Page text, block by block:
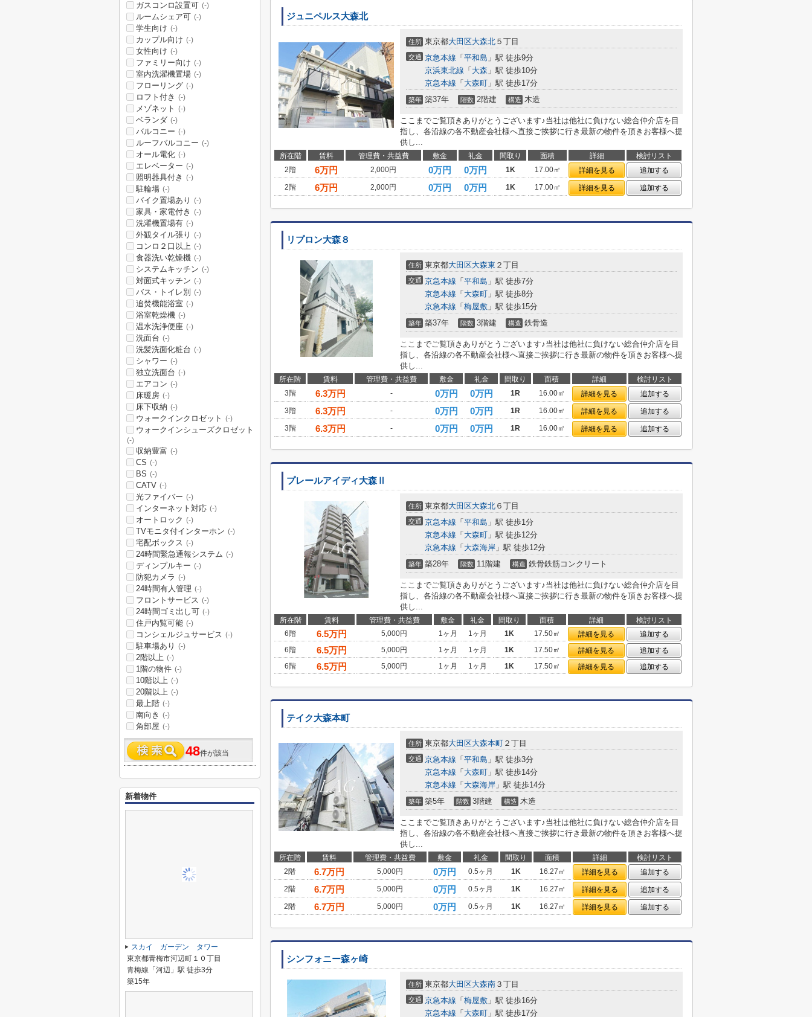
ジュニペルス大森北
住所 東京都大田区大森北 ５丁目
交通 京急本線 「 平和島 」駅 徒歩9分
京浜東北線 「 大森 」駅 徒歩10分
京急本線 「 大森町 」駅 徒歩17分
築年 築37年 階数 2階建 構造 木造
ここまでご覧頂きありがとうございます♪当社は他社に負けない総合仲介店を目
指し、各沿線の各不動産会社様へ直接ご挨拶に行き最新の物件を頂きお客様へ提
供し...
所在階 賃料 管理費・共益費 敷金 礼金 間取り 面積 詳細
検討リスト
2階
6万円 2,000円 0万円 0万円 1K 17.00㎡ 詳細を見る
追加する
2階
6万円 2,000円 0万円 0万円 1K 17.00㎡ 詳細を見る 追加する
リプロン大森８
住所 東京都大田区大森東 ２丁目
交通 京急本線 「 平和島 」駅 徒歩7分
京急本線 「 大森町 」駅 徒歩8分
京急本線 「 梅屋敷 」駅 徒歩15分
築年 築37年 階数 3階建 構造 鉄骨造
ここまでご覧頂きありがとうございます♪当社は他社に負けない総合仲介店を目
指し、各沿線の各不動産会社様へ直接ご挨拶に行き最新の物件を頂きお客様へ提
供し...
所在階 賃料 管理費・共益費 敷金 礼金 間取り 面積 詳細
検討リスト
3階
6.3万円 - 0万円 0万円 1R 16.00㎡ 詳細を見る
追加する
3階
6.3万円 - 0万円 0万円 1R 16.00㎡ 詳細を見る
追加する
3階
6.3万円 - 0万円 0万円 1R 16.00㎡ 詳細を見る 追加する
プレールアイディ大森Ⅱ
住所 東京都大田区大森北 ６丁目
交通 京急本線 「 平和島 」駅 徒歩1分
京急本線 「 大森町 」駅 徒歩12分
京急本線 「 大森海岸 」駅 徒歩12分
築年 築28年 階数 11階建 構造 鉄骨鉄筋コンクリート
ここまでご覧頂きありがとうございます♪当社は他社に負けない総合仲介店を目
指し、各沿線の各不動産会社様へ直接ご挨拶に行き最新の物件を頂きお客様へ提
供し...
所在階 賃料 管理費・共益費 敷金 礼金 間取り 面積 詳細
検討リスト
6階
6.5万円 5,000円 1ヶ月 1ヶ月 1K 17.50㎡ 詳細を見る
追加する
6階
6.5万円 5,000円 1ヶ月 1ヶ月 1K 17.50㎡ 詳細を見る
追加する
6階
6.5万円 5,000円 1ヶ月 1ヶ月 1K 17.50㎡ 詳細を見る 追加する
テイク大森本町
住所 東京都大田区大森本町 ２丁目
交通 京急本線 「 平和島 」駅 徒歩3分
京急本線 「 大森町 」駅 徒歩14分
京急本線 「 大森海岸 」駅 徒歩14分
築年 築5年 階数 3階建 構造 木造
ここまでご覧頂きありがとうございます♪当社は他社に負けない総合仲介店を目
指し、各沿線の各不動産会社様へ直接ご挨拶に行き最新の物件を頂きお客様へ提
供し...
所在階 賃料 管理費・共益費 敷金 礼金 間取り 面積 詳細
検討リスト
2階
6.7万円 5,000円 0万円 0.5ヶ月 1K 16.27㎡ 詳細を見る
追加する
2階
6.7万円 5,000円 0万円 0.5ヶ月 1K 16.27㎡ 詳細を見る
追加する
2階
6.7万円 5,000円 0万円 0.5ヶ月 1K 16.27㎡ 詳細を見る 追加する
シンフォニー森ヶ崎
住所 東京都大田区大森南 ３丁目
交通 京急本線 「 梅屋敷 」駅 徒歩16分
京急本線 「 大森町 」駅 徒歩17分
ガスコンロ設置可 (-)
ルームシェア可 (-)
学生向け (-)
カップル向け (-)
女性向け (-)
ファミリー向け (-)
室内洗濯機置場 (-)
フローリング (-)
ロフト付き (-)
メゾネット (-)
ベランダ (-)
バルコニー (-)
ルーフバルコニー (-)
オール電化 (-)
エレベーター (-)
照明器具付き (-)
駐輪場 (-)
バイク置場あり (-)
家具・家電付き (-)
洗濯機置場有 (-)
外観タイル張り (-)
コンロ２口以上 (-)
食器洗い乾燥機 (-)
システムキッチン (-)
対面式キッチン (-)
バス・トイレ別 (-)
追焚機能浴室 (-)
浴室乾燥機 (-)
温水洗浄便座 (-)
洗面台 (-)
洗髪洗面化粧台 (-)
シャワー (-)
独立洗面台 (-)
エアコン (-)
床暖房 (-)
床下収納 (-)
ウォークインクロゼット (-)
ウォークインシューズクロゼット
(-)
収納豊富 (-)
CS (-)
BS (-)
CATV (-)
光ファイバー (-)
インターネット対応 (-)
オートロック (-)
TVモニタ付インターホン (-)
宅配ボックス (-)
24時間緊急通報システム (-)
ディンプルキー (-)
防犯カメラ (-)
24時間有人管理 (-)
フロントサービス (-)
24時間ゴミ出し可 (-)
住戸内覧可能 (-)
コンシェルジュサービス (-)
駐車場あり (-)
2階以上 (-)
1階の物件 (-)
10階以上 (-)
20階以上 (-)
最上階 (-)
南向き (-)
角部屋 (-)
48件が該当
新着物件
スカイ ガーデン タワー
東京都青梅市河辺町１０丁目
青梅線「河辺」駅 徒歩3分
築15年